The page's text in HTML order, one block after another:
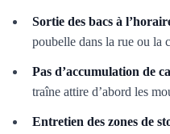
Sortie des bacs à
poubelle dans la rue ou la
Pas d’accumulation de
traîne attire d’abord les
Entretien des zones de